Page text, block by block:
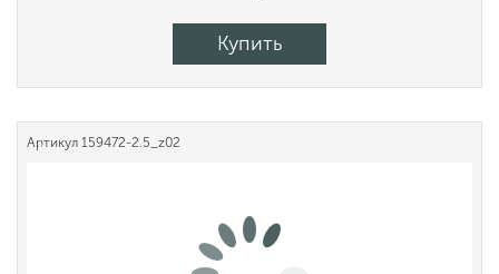
Купить
Артикул 159472-2.5_z02